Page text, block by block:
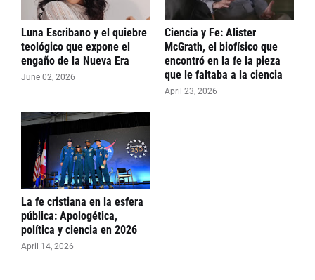
Luna Escribano y el quiebre
teológico que expone el
engaño de la Nueva Era
June 02, 2026
Ciencia y Fe: Alister
McGrath, el biofísico que
encontró en la fe la pieza
que le faltaba a la ciencia
April 23, 2026
La fe cristiana en la esfera
pública: Apologética,
política y ciencia en 2026
April 14, 2026